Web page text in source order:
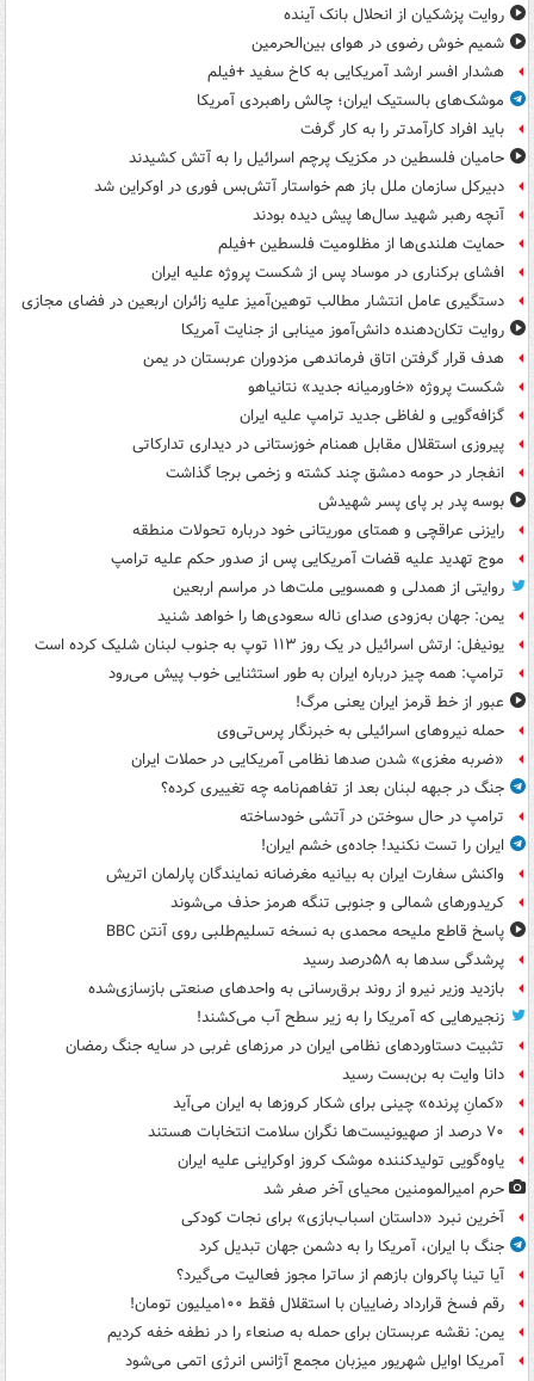
روایت پزشکیان از انحلال بانک آینده
شمیم خوش رضوی در هوای بین‌الحرمین
هشدار افسر ارشد آمریکایی به کاخ سفید +فیلم
موشک‌های بالستیک ایران؛ چالش راهبردی آمریکا
باید افراد کارآمدتر را به کار گرفت
حامیان فلسطین در مکزیک پرچم اسرائیل را به آتش کشیدند
دبیرکل سازمان ملل باز هم خواستار آتش‌بس فوری در اوکراین شد
آنچه رهبر شهید سال‌ها پیش دیده بودند
حمایت هلندی‌ها از مظلومیت فلسطین +فیلم
افشای برکناری در موساد پس از شکست پروژه علیه ایران
دستگیری عامل انتشار مطالب توهین‌آمیز علیه زائران اربعین در فضای مجازی
روایت تکان‌دهنده دانش‌آموز مینابی از جنایت آمریکا
هدف قرار گرفتن اتاق‌ فرماندهی مزدوران عربستان در یمن
شکست پروژه «خاورمیانه جدید» نتانیاهو
گزافه‌گویی و لفاظی جدید ترامپ علیه ایران
پیروزی استقلال مقابل همنام خوزستانی در دیداری تدارکاتی
انفجار در حومه دمشق چند کشته و زخمی برجا گذاشت
بوسه‌ پدر بر پای پسر شهیدش
رایزنی عراقچی و همتای موریتانی خود درباره تحولات منطقه
موج تهدید علیه قضات آمریکایی پس از صدور حکم علیه ترامپ
روایتی از همدلی و همسویی ملت‌ها در مراسم اربعین
یمن: جهان به‌زودی صدای ناله سعودی‌ها را خواهد شنید
یونیفل: ارتش اسرائیل در یک روز ۱۱۳ توپ به جنوب لبنان شلیک کرده است
ترامپ: همه چیز درباره ایران به طور استثنایی خوب پیش می‌رود
عبور از خط قرمز ایران یعنی مرگ!
حمله نیروهای اسرائیلی به خبرنگار پرس‌تی‌وی
«ضربه مغزی» شدن صدها نظامی آمریکایی در حملات ایران
جنگ در جبهه لبنان بعد از تفاهم‌نامه چه تغییری کرده؟
ترامپ در حال سوختن در آتشی خودساخته
ایران را تست نکنید! جاده‌ی خشم ایران!
واکنش سفارت ایران به بیانیه مغرضانه نمایندگان پارلمان اتریش
کریدورهای شمالی و جنوبی تنگه هرمز حذف می‌شوند
پاسخ قاطع ملیحه محمدی به نسخه تسلیم‌طلبی روی آنتن BBC
پرشدگی سدها به ۵۸درصد رسید
بازدید وزیر نیرو از روند برق‌رسانی به واحدهای صنعتی بازسازی‌شده
زنجیرهایی که آمریکا را به زیر سطح آب می‌کشند!
تثبیت دستاوردهای نظامی ایران در مرزهای غربی در سایه جنگ رمضان
دانا وایت به بن‌بست رسید
«کمانِ پرنده» چینی برای شکار کروزها به ایران می‌آید
۷۰ درصد از صهیونیست‌ها نگران سلامت انتخابات هستند
یاوه‌گویی تولیدکننده موشک کروز اوکراینی علیه ایران
حرم امیرالمومنین محیای آخر صفر شد
آخرین نبرد «داستان اسباب‌بازی» برای نجات کودکی
جنگ با ایران، آمریکا را به دشمن جهان تبدیل کرد
آیا تینا پاکروان بازهم از ساترا مجوز فعالیت می‌گیرد؟
رقم فسخ قرارداد رضاییان با استقلال فقط ۱۰۰میلیون تومان!
یمن: نقشه عربستان برای حمله به صنعاء را در نطفه خفه کردیم
آمریکا اوایل شهریور میزبان مجمع آژانس انرژی اتمی می‌شود